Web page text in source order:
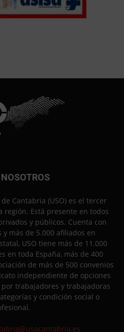
Cantabria (USO) es el tercer
Está presente en todos
y públicos. Cuenta con
y más de 5.000 afiliados en
USO tiene más de 11.000
en toda España, más de 400
de más de 500 convenios
independiente de opciones
trabajadores y trabajadoras
y condición social o